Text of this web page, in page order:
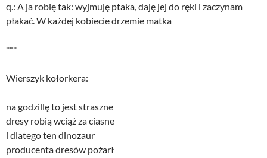
q.: A ja robię tak: wyjmuję ptaka, daję jej do ręki i zaczynam
płakać. W każdej kobiecie drzemie matka
***
Wierszyk kołorkera:
na godzillę to jest straszne
dresy robią wciąż za ciasne
i dlatego ten dinozaur
producenta dresów pożarł